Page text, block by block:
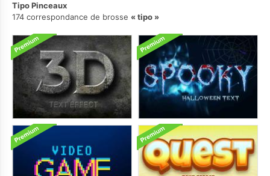
Tipo Pinceaux
174 correspondance de brosse
tipo